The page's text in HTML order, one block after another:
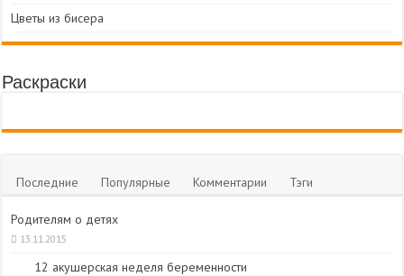
Цветы из бисера
Раскраски
Последние Популярные Комментарии Тэги
Родителям о детях
13.11.2015
12 акушерская неделя беременности